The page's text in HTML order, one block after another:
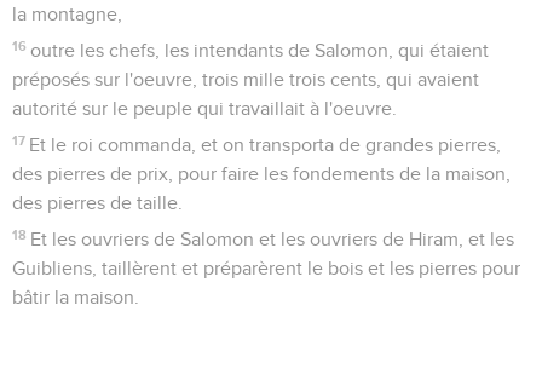
la montagne,
16 outre les chefs, les intendants de Salomon, qui étaient
préposés sur l'oeuvre, trois mille trois cents, qui avaient
autorité sur le peuple qui travaillait à l'oeuvre.
17 Et le roi commanda, et on transporta de grandes pierres,
des pierres de prix, pour faire les fondements de la maison,
des pierres de taille.
18 Et les ouvriers de Salomon et les ouvriers de Hiram, et les
Guibliens, taillèrent et préparèrent le bois et les pierres pour
bâtir la maison.